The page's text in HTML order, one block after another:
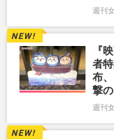
週刊
『
者
布
撃
週刊